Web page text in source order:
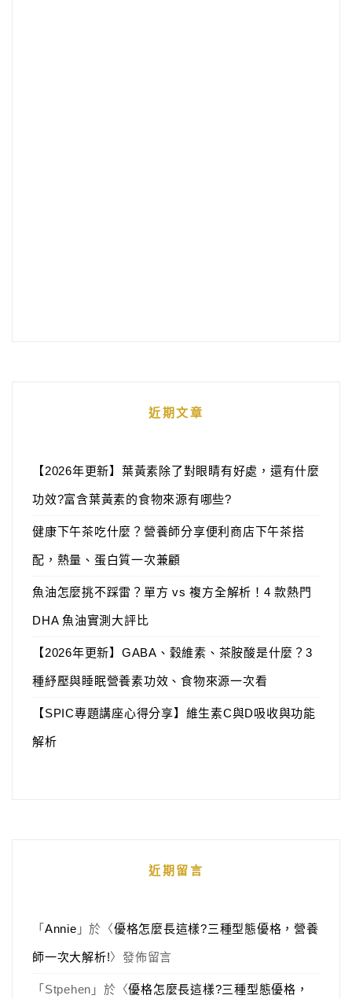
近期文章
【2026年更新】葉黃素除了對眼睛有好處，還有什麼
功效?富含葉黃素的食物來源有哪些?
健康下午茶吃什麼？營養師分享便利商店下午茶搭
配，熱量、蛋白質一次兼顧
魚油怎麼挑不踩雷？單方 vs 複方全解析！4 款熱門
DHA 魚油實測大評比
【2026年更新】GABA、穀維素、茶胺酸是什麼？3
種紓壓與睡眠營養素功效、食物來源一次看
【SPIC專題講座心得分享】維生素C與D吸收與功能
解析
近期留言
「 Annie 」於〈優格怎麼長這樣?三種型態優格，營養
師一次大解析!〉發佈留言
「 Stpehen 」於〈優格怎麼長這樣?三種型態優格，